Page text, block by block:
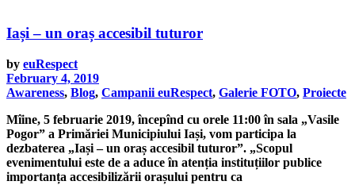
Iași – un oraș accesibil tuturor
by euRespect
February 4, 2019
Awareness, Blog, Campanii euRespect, Galerie FOTO, Proiecte
Mîine, 5 februarie 2019, începînd cu orele 11:00 în sala „Vasile
Pogor” a Primăriei Municipiului Iași, vom participa la
dezbaterea „Iași – un oraș accesibil tuturor”. „Scopul
evenimentului este de a aduce în atenția instituțiilor publice
importanța accesibilizării orașului pentru ca